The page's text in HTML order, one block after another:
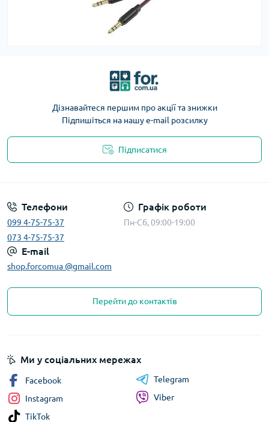
Дізнавайтеся першим про акції та знижки
Підпишіться на нашу e-mail розсилку
Підписатися
Телефони
099 4-75-75-37
073 4-75-75-37
Графік роботи
Пн-Сб, 09:00-19:00
E-mail
shop.forcomua @gmail.com
Перейти до контактів
Ми у соціальних мережах
Facebook
Instagram
TikTok
Telegram
Viber